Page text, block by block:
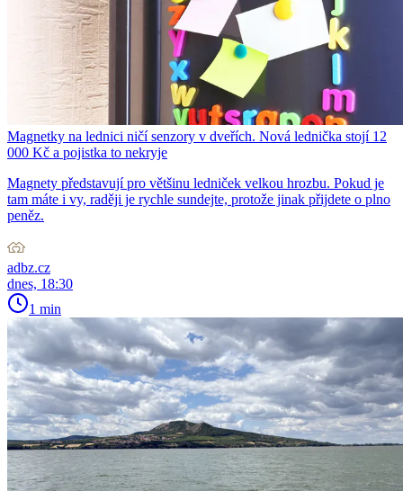
Magnetky na lednici ničí senzory v dveřích. Nová lednička stojí 12
000 Kč a pojistka to nekryje
Magnety představují pro většinu ledniček velkou hrozbu. Pokud je
tam máte i vy, raději je rychle sundejte, protože jinak přijdete o plno
peněz.
adbz.cz
dnes, 18:30
1 min